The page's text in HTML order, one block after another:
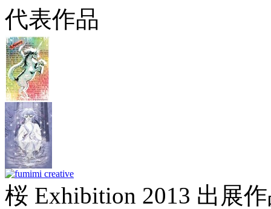
代表作品
桜 Exhibition 2013 出展